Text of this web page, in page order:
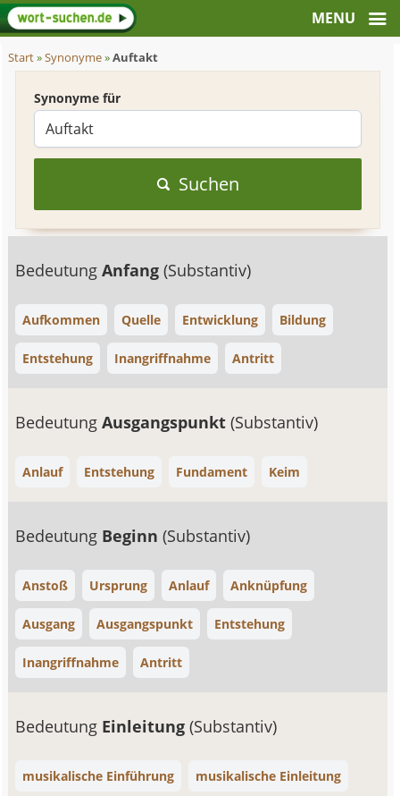
Start»Synonyme»Auftakt
Synonyme für
Suchen
BedeutungAnfang(Substantiv)
Aufkommen Quelle Entwicklung Bildung
Entstehung Inangriffnahme Antritt
BedeutungAusgangspunkt(Substantiv)
Anlauf Entstehung Fundament Keim
Bedeutung Beginn(Substantiv)
Anstoß Ursprung Anlauf Anknüpfung
Ausgang Ausgangspunkt Entstehung
Inangriffnahme Antritt
Bedeutung Einleitung(Substantiv)
musikalische Einführung musikalische Einleitung